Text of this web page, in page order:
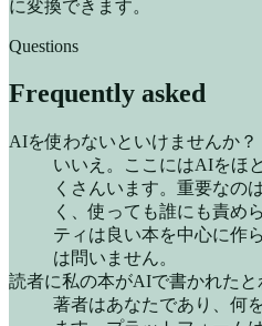
に変換できます。
Questions
Frequently asked
AIを使わないといけませんか？
いいえ。ここにはAIをほ
くさんいます。重要なの
く、使っても誰にも責め
ティは良い本を中心に作
は問いません。
読者に私の本がAIで書かれたと
著者はあなたであり、何